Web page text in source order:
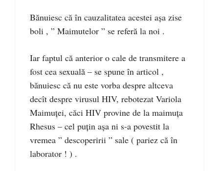
Bănuiesc că în cauzalitatea acestei așa zise
boli , ” Maimutelor ” se referă la noi .
Iar faptul că anterior o cale de transmitere a
fost cea sexuală – se spune în articol ,
bănuiesc că nu este vorba despre altceva
decît despre virusul HIV, rebotezat Variola
Maimuței, căci HIV provine de la maimuța
Rhesus – cel puțin așa ni s-a povestit la
vremea ” descoperirii ” sale ( pariez că în
laborator ! ) .